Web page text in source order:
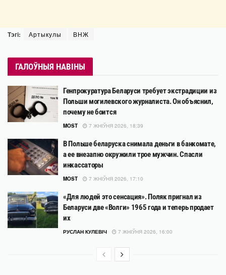
Тэгі: Артыкулы ВНЖ
ГАЛОЎНЫЯ НАВІНЫ
Генпрокуратура Беларуси требует экстрадиции из
Польши могилевского журналиста. Он объяснил,
почему не боится
MOST 7 ЖНІЎНЯ 2026, 18:39
В Польше беларуска снимала деньги в банкомате,
а ее внезапно окружили трое мужчин. Спасли
инкассаторы
MOST 7 ЖНІЎНЯ 2026, 17:10
«Для людей это сенсация». Поляк пригнал из
Беларуси две «Волги» 1965 года и теперь продает
их
РУСЛАН КУЛЕВІЧ 7 ЖНІЎНЯ 2026, 16:00